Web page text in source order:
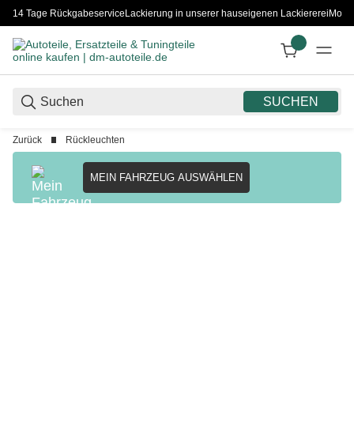
14 Tage RückgabeserviceLackierung in unserer hauseigenen Lackiererei
SUCHEN
Zurück Rückleuchten
MEIN FAHRZEUG AUSWÄHLEN